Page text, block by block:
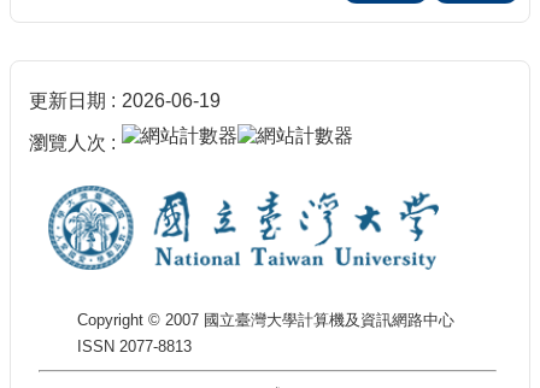
更新日期 2026-06-19
瀏覽人次
Copyright © 2007 國立臺灣大學計算機及資訊網路中心
ISSN 2077-8813